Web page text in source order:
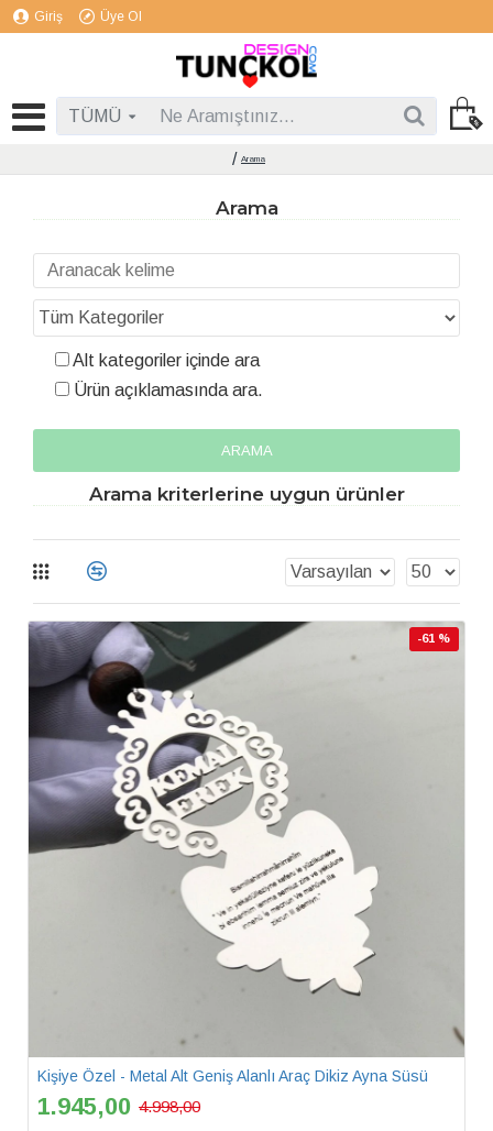
Giriş Üye Ol
TÜMÜ
Arama
Arama
Alt kategoriler içinde ara
Ürün açıklamasında ara.
ARAMA
Arama kriterlerine uygun ürünler
-61 %
Kişiye Özel - Metal Alt Geniş Alanlı Araç Dikiz Ayna Süsü
1.945,00 4.998,00